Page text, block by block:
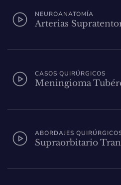
NEUROANATOMÍA
Arterias
CASOS QUIRÚRGICOS
Meningioma
ABORDAJES
Supraorbitario